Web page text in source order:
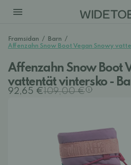
Framsidan / Barn /
Affenzahn Snow Boot Vegan Snowy
Affenzahn Snow Boot
vattentät vintersko -
92,65 €109,00 €